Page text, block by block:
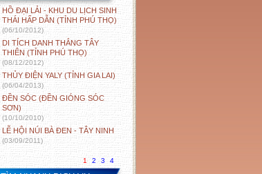
HỒ ĐẠI LẢI - KHU DU LỊCH SINH
THÁI HẤP DẪN (TỈNH PHÚ THỌ)
(06/10/2012)
DI TÍCH DANH THẮNG TÂY
THIÊN (TỈNH PHÚ THỌ)
(08/12/2012)
THỦY ĐIỆN YALY (TỈNH GIA LAI)
(06/04/2013)
ĐỀN SÓC (ĐỀN GIÓNG SÓC
SƠN)
(10/10/2010)
LỄ HỘI NÚI BÀ ĐEN - TÂY NINH
(03/09/2011)
1 2 3 4